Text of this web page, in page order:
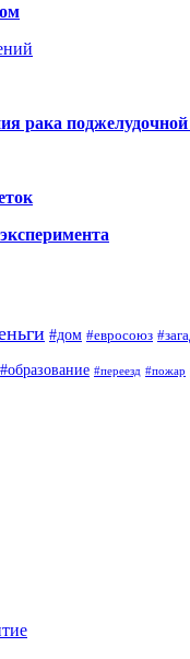
рака
#дом #евросоюз
#образование #переезд #пожар